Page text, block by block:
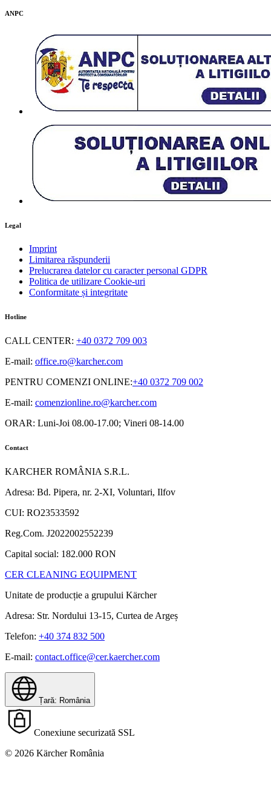
ANPC
Legal
Imprint
Limitarea răspunderii
Prelucrarea datelor cu caracter personal GDPR
Politica de utilizare Cookie-uri
Conformitate și integritate
Hotline
CALL CENTER: +40 0372 709 003
E-mail: office.ro@karcher.com
PENTRU COMENZI ONLINE:+40 0372 709 002
E-mail: comenzionline.ro@karcher.com
ORAR: Luni-Joi 08.00-17.00; Vineri 08-14.00
Contact
KARCHER ROMÂNIA S.R.L.
Adresa: Bd. Pipera, nr. 2-XI, Voluntari, Ilfov
CUI: RO23533592
Reg.Com. J2022002552239
Capital social: 182.000 RON
CER CLEANING EQUIPMENT
Unitate de producție a grupului Kärcher
Adresa: Str. Nordului 13-15, Curtea de Argeș
Telefon: +40 374 832 500
E-mail: contact.office@cer.kaercher.com
Țară: România
Conexiune securizată SSL
© 2026 Kärcher România